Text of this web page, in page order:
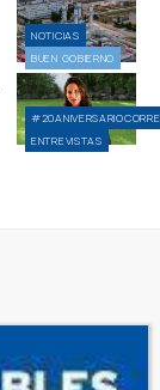
NOTICIAS
BUEN GOBIERNO
ENTREVISTAS